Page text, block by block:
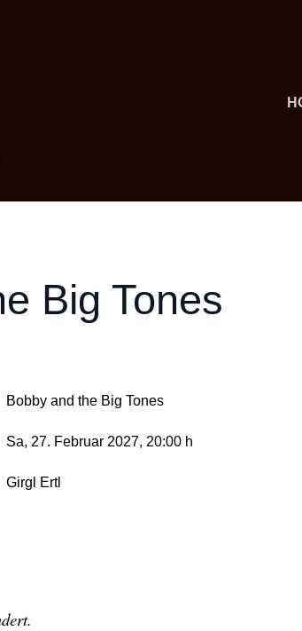
Big Tones
Bobby and the Big Tones
Sa, 27. Februar 2027, 20:00 h
Girgl Ertl